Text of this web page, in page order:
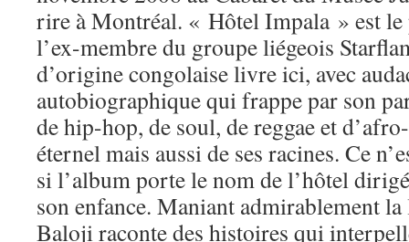
rire à Montréal. « Hôtel Impala » est
l’ex-membre du groupe liégeois
d’origine congolaise livre ici, avec
autobiographique qui frappe par son
de hip-hop, de soul, de reggae et
éternel mais aussi de ses racines. Ce
si l’album porte le nom de l’hôtel
son enfance. Maniant admirablement
Baloji raconte des histoires qui